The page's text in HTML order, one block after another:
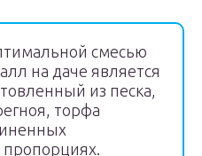
смесью
на даче является
из песка,
торфа